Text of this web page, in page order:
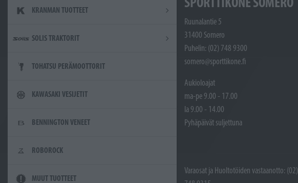
KRANMAN TUOTTEET
SOLIS TRAKTORIT
TOHATSU PERÄMOOTTORIT
KAWASAKI VESIJETIT
BENNINGTON VENEET
ROBOROCK
MUUT TUOTTEET
Ruunalantie 5
31400 Somero
Puhelin: (02) 748 9300
somero@sporttikone.fi
Aukioloajat
ma-pe 9.00 - 17.00
la 9.00 - 14.00
Pyhäpäivät suljettuna
Varaosat ja Huoltotöiden vastaanotto: (02)